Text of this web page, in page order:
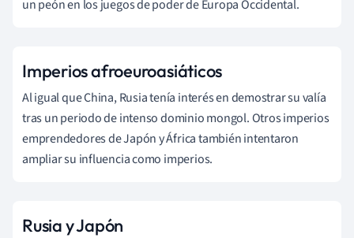
un peón en los juegos de poder de Europa Occidental.
Imperios afroeuroasiáticos
Al igual que China, Rusia tenía interés en demostrar su valía
tras un periodo de intenso dominio mongol. Otros imperios
emprendedores de Japón y África también intentaron
ampliar su influencia como imperios.
Rusia y Japón